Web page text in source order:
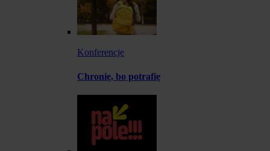
Konferencje
Chronię, bo potrafię